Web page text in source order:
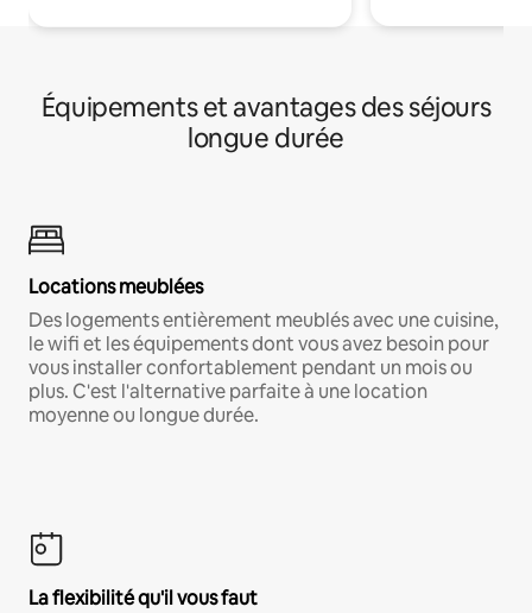
Équipements et avantages des séjours
longue durée
Locations meublées
Des logements entièrement meublés avec une cuisine,
le wifi et les équipements dont vous avez besoin pour
vous installer confortablement pendant un mois ou
plus. C'est l'alternative parfaite à une location
moyenne ou longue durée.
La flexibilité qu'il vous faut